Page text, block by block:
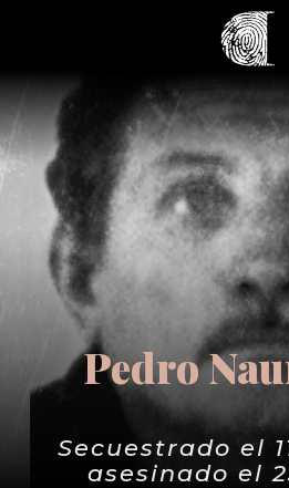
Pedro
Secuestrado el
asesinado el